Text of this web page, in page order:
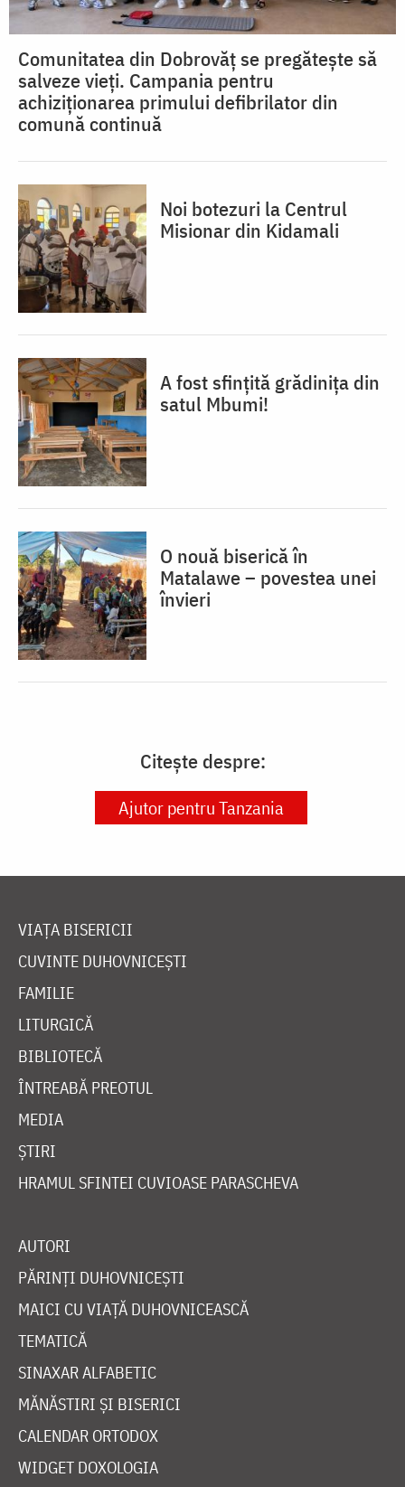
Comunitatea din Dobrovăț se pregătește să
salveze vieți. Campania pentru
achiziționarea primului defibrilator din
comună continuă
Noi botezuri la Centrul
Misionar din Kidamali
A fost sfințită grădinița din
satul Mbumi!
O nouă biserică în
Matalawe – povestea unei
învieri
Citește despre:
Ajutor pentru Tanzania
VIAȚA BISERICII
CUVINTE DUHOVNICEȘTI
FAMILIE
LITURGICĂ
BIBLIOTECĂ
ÎNTREABĂ PREOTUL
MEDIA
ȘTIRI
HRAMUL SFINTEI CUVIOASE PARASCHEVA
AUTORI
PĂRINȚI DUHOVNICEȘTI
MAICI CU VIAȚĂ DUHOVNICEASCĂ
TEMATICĂ
SINAXAR ALFABETIC
MĂNĂSTIRI ȘI BISERICI
CALENDAR ORTODOX
WIDGET DOXOLOGIA